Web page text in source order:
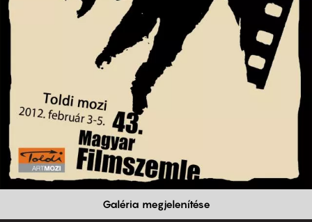
Galéria megjelenítése